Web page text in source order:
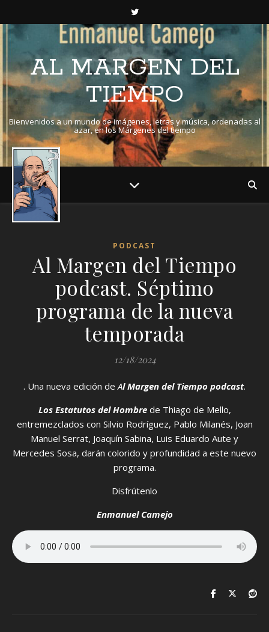
AL MARGEN DEL
TIEMPO
Bienvenidos a un mundo de imágenes, letras y música, ordenadas al
azar, en los Márgenes del tiempo
PODCAST
Al Margen del Tiempo
podcast. Séptimo
programa de la nueva
temporada
12/18/2024
. Una nueva edición de Al Margen del Tiempo podcast.
Los Estatutos del Hombrede Thiago de Mello,
entremezclados con Silvio Rodríguez, Pablo Milanés, Joan
Manuel Serrat, Joaquín Sabina, Luis Eduardo Aute y
Mercedes Sosa, darán colorido y profundidad a este nuevo
programa.
Disfrútenlo
Enmanuel Camejo